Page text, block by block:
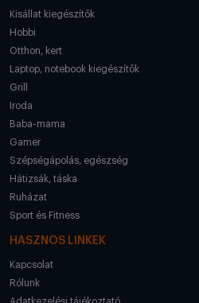
Kisállat kiegészítők
Hobbi
Otthon, kert
Laptop, notebook kiegészítők
Grill
Iroda
Baba-mama
Gamer
Szépségápolás, egészség
Hátizsák, táska
Ruházat
Sport és Fitness
HASZNOS LINKEK
Kapcsolat
Rólunk